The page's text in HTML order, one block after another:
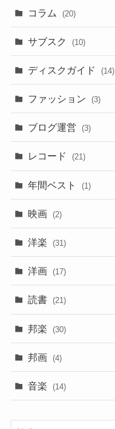
コラム (20)
サブスク (10)
ディスクガイド (14)
ファッション (3)
ブログ運営 (3)
レコード (21)
年間ベスト (1)
映画 (2)
洋楽 (31)
洋画 (17)
読書 (21)
邦楽 (30)
邦画 (4)
音楽 (14)